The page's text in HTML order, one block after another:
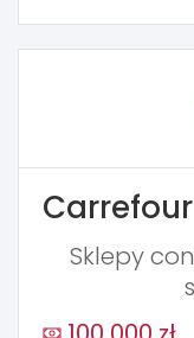
Carrefour
Sklepy